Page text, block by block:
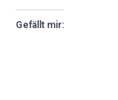
Gefällt mir: